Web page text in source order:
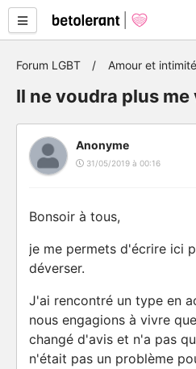
Forum LGBT Amour et intimité
Il ne voudra plus me
Anonyme
31/05/2019 à 00:16
Bonsoir à tous,
je me permets d'écrire ici
déverser.
J'ai rencontré un type en
nous engagions à vivre
changé d'avis et n'a pas
n'était pas un problème